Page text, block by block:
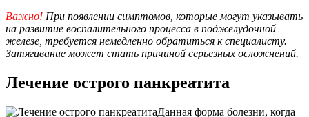
Важно! При появлении симптомов, которые могут указывать
на развитие воспалительного процесса в поджелудочной
железе, требуется немедленно обратиться к специалисту.
Затягивание может стать причиной серьезных осложнений.
Лечение острого панкреатита
Данная форма болезни, когда